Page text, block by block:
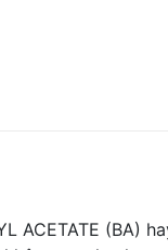
ACETATE